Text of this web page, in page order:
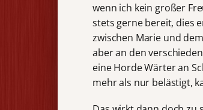
wenn ich kein großer
stets gerne bereit, dies
zwischen Marie und
aber an den
eine Horde Wärter an
mehr als nur belästigt,